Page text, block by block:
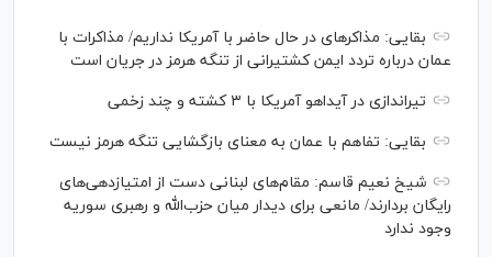
بقایی: مذاکره‎ای در حال حاضر با آمریکا نداریم/ مذاکرات با
عمان درباره تردد ایمن کشتیرانی از تنگه هرمز در جریان است
تیراندازی در آیداهو آمریکا با ۳ کشته و چند زخمی
بقایی: تفاهم با عمان به معنای بازگشایی تنگه هرمز نیست
شیخ نعیم قاسم: مقام‌های لبنانی دست از امتیازدهی‌های
رایگان بردارند/ مانعی برای دیدار میان حزب‌الله و رهبری سوریه
وجود ندارد